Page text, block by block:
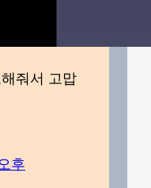
줘서 고맙
후